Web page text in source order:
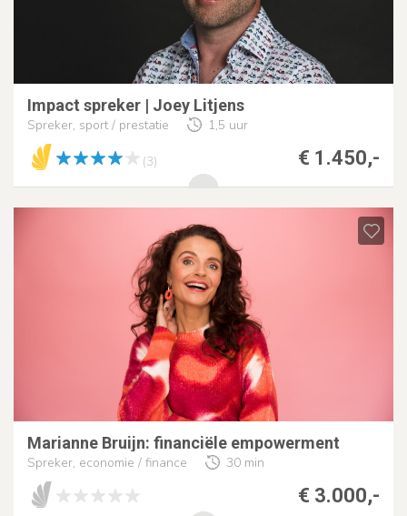
Impact spreker | Joey Litjens
Spreker, sport / prestatie 1,5 uur
€ 1.450,-
(3)
Marianne Bruijn: financiële empowerment
Spreker, economie / finance 30 min
€ 3.000,-